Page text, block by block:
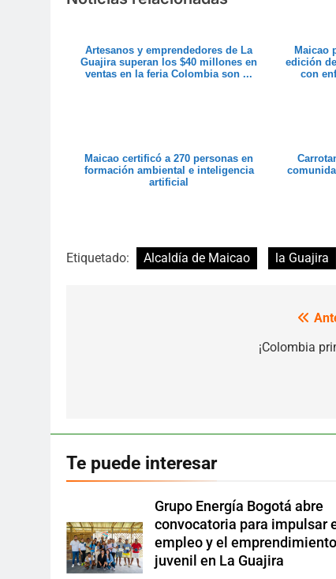
Artesanos y emprendedores de La
Guajira superan los $40 millones en
ventas en la feria Colombia son ...
Maicao
edición
con
Maicao certificó a 270 personas en
formación ambiental e inteligencia
artificial
Etiquetado: Alcaldía de Maicao la Guajira
¡Colombia
Te puede interesar
Grupo Energía Bogotá abre
convocatoria para impulsar
empleo y el emprendimiento
juvenil en La Guajira